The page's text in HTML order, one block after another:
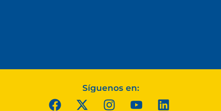
Síguenos en: